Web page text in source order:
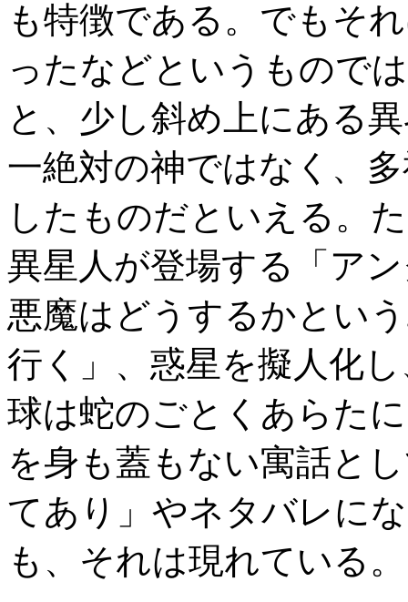
も特徴である。でもそ
ったなどというもので
と、少し斜め上にある
一絶対の神ではなく、
したものだといえる。
異星人が登場する「ア
悪魔はどうするかとい
行く」、惑星を擬人化
球は蛇のごとくあらた
を身も蓋もない寓話と
てあり」やネタバレに
も、それは現れている。